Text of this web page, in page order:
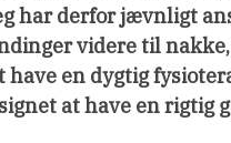
har derfor jævnligt
videre til
have en dygtig
at have en rigtig